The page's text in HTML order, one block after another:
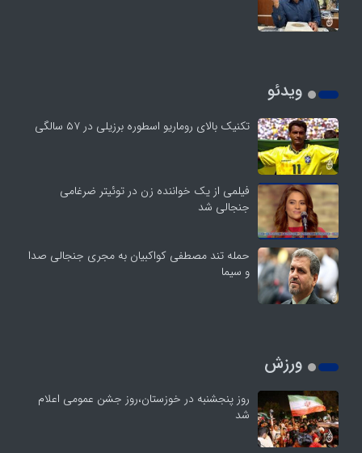
ویدئو
تکنیک بالای روماریو اسطوره برزیلی در ۵۷ سالگی
فیلمی از یک خواننده زن در توئیتر ضرغامی
جنجالی شد
حمله تند مصطفی کواکبیان به مجری جنجالی صدا
و سیما
ورزش
روز پنجشنبه در خوزستان،روز جشن عمومی اعلام
شد